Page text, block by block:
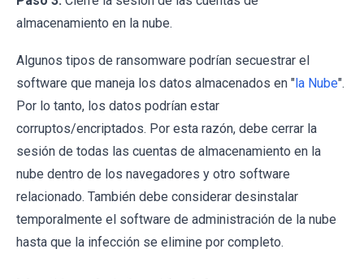
almacenamiento en la nube.
Algunos tipos de ransomware podrían secuestrar el
software que maneja los datos almacenados en "la Nube".
Por lo tanto, los datos podrían estar
corruptos/encriptados. Por esta razón, debe cerrar la
sesión de todas las cuentas de almacenamiento en la
nube dentro de los navegadores y otro software
relacionado. También debe considerar desinstalar
temporalmente el software de administración de la nube
hasta que la infección se elimine por completo.